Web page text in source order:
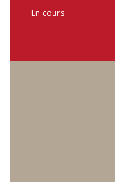
En cours